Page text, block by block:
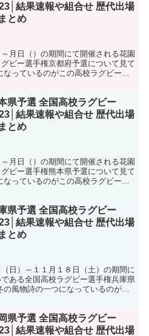
結果速報や組合せ 歴代出場
とめ
月日（）の期間にて開催される花園
ビー選手権京都府予選について見て
っているのがこの高校ラグビーと
県予選 全国高校ラグビー
結果速報や組合せ 歴代出場
とめ
月日（）の期間にて開催される花園
ビー選手権熊本県予選について見て
っているのがこの高校ラグビーと
県予選 全国高校ラグビー
結果速報や組合せ 歴代出場
とめ
日）～１１月１８日（土）の期間に
ある全国高校ラグビー選手権兵庫県
風物詩の一つになっているのがこ
県予選 全国高校ラグビー
結果速報や組合せ 歴代出場